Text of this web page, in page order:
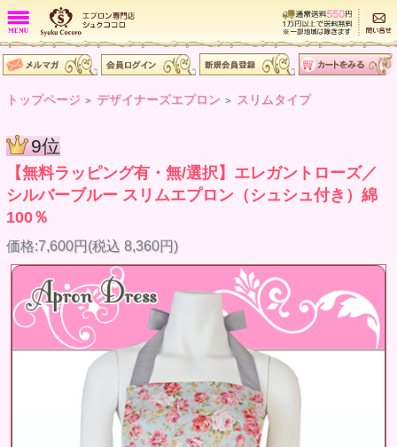
トップページ > デザイナーズエプロン > スリムタイプ
9位
【無料ラッピング有・無/選択】エレガントローズ／
シルバーブルー スリムエプロン（シュシュ付き）綿
100％
価格:7,600円(税込 8,360円)